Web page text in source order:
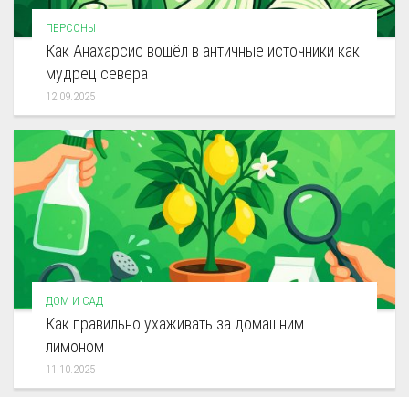
ПЕРСОНЫ
Как Анахарсис вошёл в античные источники как
мудрец севера
12.09.2025
ДОМ И САД
Как правильно ухаживать за домашним
лимоном
11.10.2025